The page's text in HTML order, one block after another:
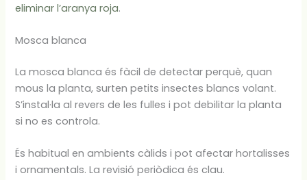
eliminar l’aranya roja.
Mosca blanca
La mosca blanca és fàcil de detectar perquè, quan
mous la planta, surten petits insectes blancs volant.
S’instal·la al revers de les fulles i pot debilitar la planta
si no es controla.
És habitual en ambients càlids i pot afectar hortalisses
i ornamentals. La revisió periòdica és clau.